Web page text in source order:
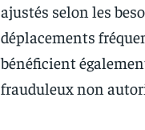
ajustés selon les
déplacements
bénéficient
frauduleux non